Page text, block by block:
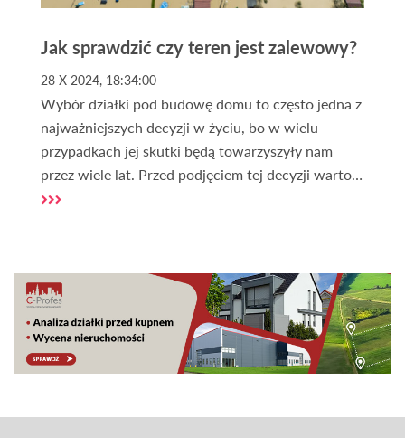
Jak sprawdzić czy teren jest zalewowy?
28 X 2024, 18:34:00
Wybór działki pod budowę domu to często jedna z
najważniejszych decyzji w życiu, bo w wielu
przypadkach jej skutki będą towarzyszyły nam
przez wiele lat. Przed podjęciem tej decyzji warto
jednak zweryfikować położenie działki, m.in. pod
zagrożenie trzeba mieć na uwadze.